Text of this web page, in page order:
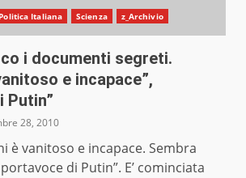
Politica Italiana Scienza z_Archivio
i documenti segreti.
e incapace”,
Putin”
28, 2010
è vanitoso e incapace. Sembra
di Putin”. E’ cominciata